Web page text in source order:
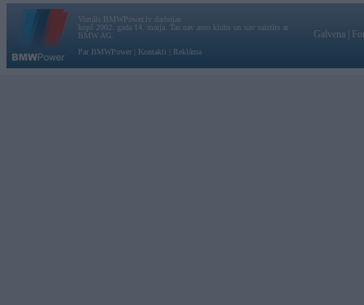
Vortāls BMWPower.lv darbojas
kopš 2002. gada 14. maija. Tas nav auto klubs un nav saistīts ar
BMW AG.
Par BMWPower
Kontakti Reklāma
Galvena